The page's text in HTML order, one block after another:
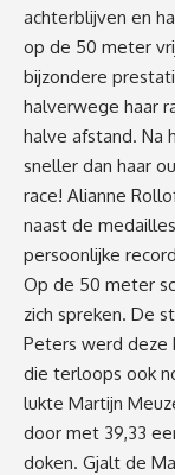
achterblijven en
op de 50 meter
bijzondere
halverwege haar
halve afstand. Na
sneller dan haar
race! Alianne
naast de
persoonlijke
Op de 50 meter
zich spreken. De
Peters werd deze
die terloops ook
lukte Martijn
door met 39,33
doken. Gjalt de